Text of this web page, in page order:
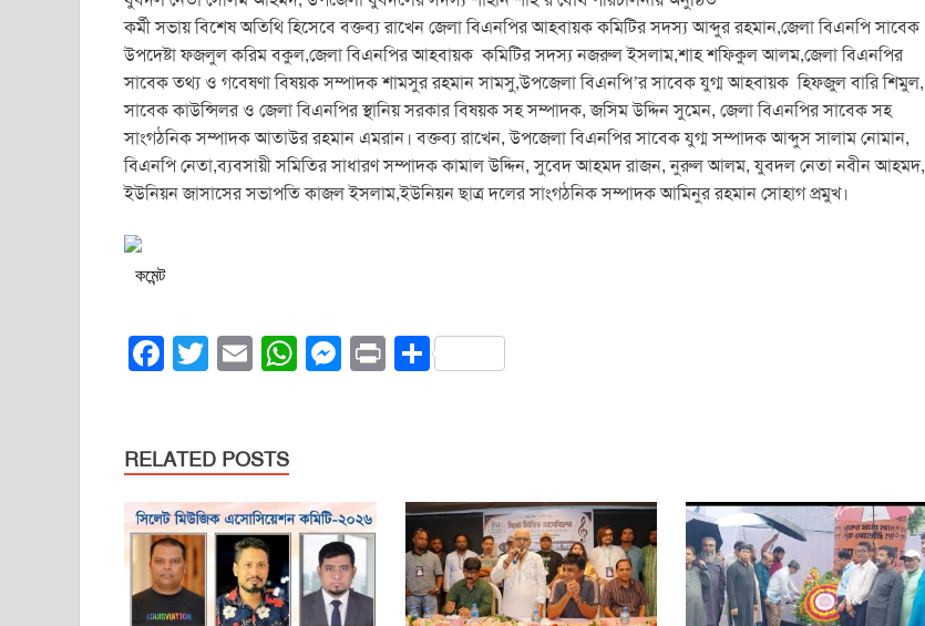
কর্মী সভায় বিশেষ অতিথি হিসেবে বক্তব্য রাখেন জেলা বিএনপির আহবায়ক কমিটির সদস্য আব্দুর রহমান,জেলা বিএনপি সাবেক
উপদেষ্টা ফজলুল করিম বকুল,জেলা বিএনপির আহবায়ক কমিটির সদস্য নজরুল ইসলাম,শাহ শফিকুল আলম,জেলা বিএনপির
সাবেক তথ্য ও গবেষণা বিষয়ক সম্পাদক শামসুর রহমান সামসু,উপজেলা বিএনপি’র সাবেক যুগ্ম আহবায়ক হিফজুল বারি শিমুল,
সাবেক কাউন্সিলর ও জেলা বিএনপির স্থানিয় সরকার বিষয়ক সহ সম্পাদক, জসিম উদ্দিন সুমেন, জেলা বিএনপির সাবেক সহ
সাংগঠনিক সম্পাদক আতাউর রহমান এমরান। বক্তব্য রাখেন, উপজেলা বিএনপির সাবেক যুগ্ম সম্পাদক আব্দুস সালাম নোমান,
বিএনপি নেতা,ব্যবসায়ী সমিতির সাধারণ সম্পাদক কামাল উদ্দিন, সুবেদ আহমদ রাজন, নুরুল আলম, যুবদল নেতা নবীন আহমদ,
ইউনিয়ন জাসাসের সভাপতি কাজল ইসলাম,ইউনিয়ন ছাত্র দলের সাংগঠনিক সম্পাদক আমিনুর রহমান সোহাগ প্রমুখ।
কমেন্ট
F
e
b
o
o
k
T
er
E
W
A
p
p
M
n
g
er
Pr S
RELATED POSTS